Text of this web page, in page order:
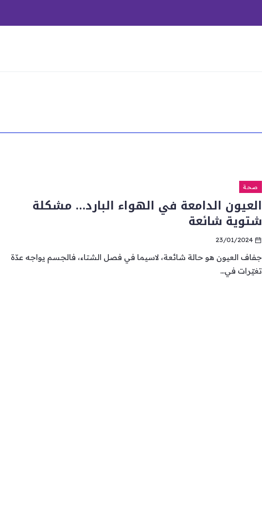
صحة
العيون الدامعة في الهواء البارد… مشكلة
شتوية شائعة
23/01/2024
جفاف العيون هو حالة شائعة، لاسيما في فصل الشتاء، فالجسم يواجه عدّة
تغيّرات في...